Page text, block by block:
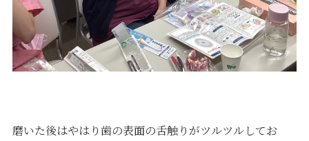
磨いた後はやはり歯の表面の舌触りがツルツルしてお